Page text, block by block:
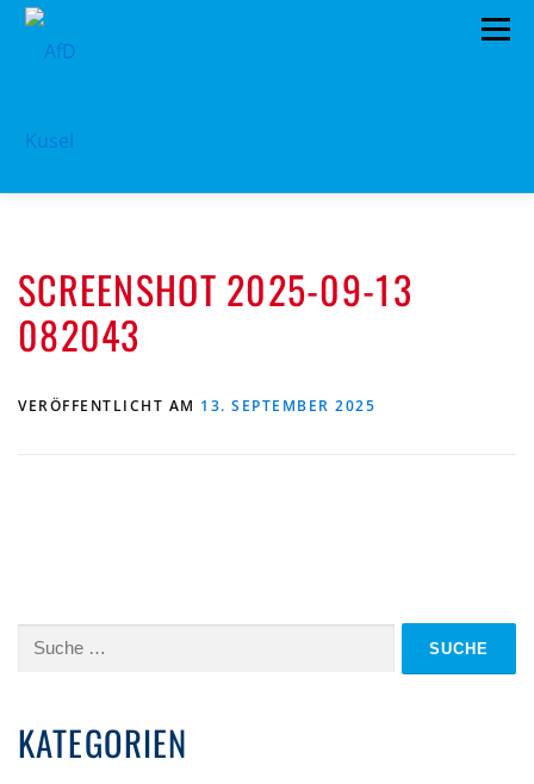
Zum
Inhalt
Menü
PROGRAMM KONTAKT
MITGLIED WERDEN
SCREENSHOT 2025-09-13
082043
VERÖFFENTLICHT AM 13. SEPTEMBER 2025
Suche
KATEGORIEN